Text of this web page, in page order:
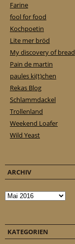
Farine
fool for food
Kochpoetin
Lite mer bröd
My discovery of bread
Pain de martin
paules ki(t)chen
Rekas Blog
Schlammdackel
Trollenland
Weekend Loafer
Wild Yeast
ARCHIV
Archiv
KATEGORIEN